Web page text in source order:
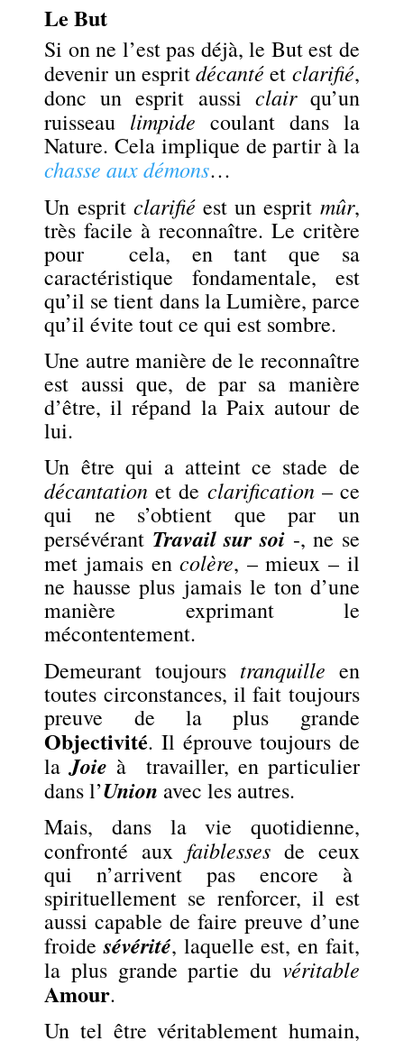
Le But
Si on ne l’est pas déjà, le But est de
devenir un espritdécantéet clarifié,
donc un esprit aussi clairqu’un
ruisseau limpide coulant dans la
Nature. Cela implique de partir à la
chasse aux démons…
Un esprit clarifiéest un esprit mûr,
très facile à reconnaître. Le critère
pour cela, en tant que sa
caractéristique fondamentale, est
qu’il se tient dans la Lumière, parce
qu’il évite tout ce qui est sombre.
Une autre manière de le reconnaître
est aussi que, de par sa manière
d’être, il répand la Paix autour de
lui.
Un être qui a atteint ce stade de
décantation et de clarification– ce
qui ne s’obtient que par un
persévérant Travail sur soi -, ne se
met jamais encolère, – mieux – il
ne hausse plus jamais le ton d’une
manière exprimant le
mécontentement.
Demeurant toujours tranquille en
toutes circonstances, il fait toujours
preuve de la plus grande
Objectivité. Il éprouve toujours de
laJoie à travailler, en particulier
dans l’Union avec les autres.
Mais, dans la vie quotidienne,
confronté aux faiblesses de ceux
qui n’arrivent pas encore à
spirituellement se renforcer, il est
aussi capable de faire preuve d’une
froidesévérité, laquelle est, en fait,
la plus grande partie du véritable
Amour.
Un tel être véritablement humain,